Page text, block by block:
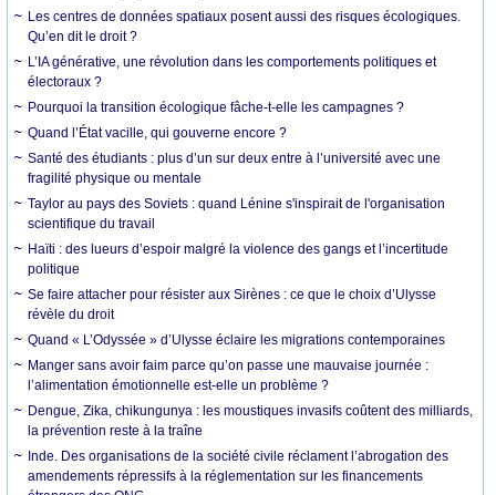
Les centres de données spatiaux posent aussi des risques écologiques.
Qu’en dit le droit ?
L’IA générative, une révolution dans les comportements politiques et
électoraux ?
Pourquoi la transition écologique fâche-t-elle les campagnes ?
Quand l’État vacille, qui gouverne encore ?
Santé des étudiants : plus d’un sur deux entre à l’université avec une
fragilité physique ou mentale
Taylor au pays des Soviets : quand Lénine s'inspirait de l'organisation
scientifique du travail
Haïti : des lueurs d’espoir malgré la violence des gangs et l’incertitude
politique
Se faire attacher pour résister aux Sirènes : ce que le choix d’Ulysse
révèle du droit
Quand « L’Odyssée » d’Ulysse éclaire les migrations contemporaines
Manger sans avoir faim parce qu’on passe une mauvaise journée :
l’alimentation émotionnelle est-elle un problème ?
Dengue, Zika, chikungunya : les moustiques invasifs coûtent des milliards,
la prévention reste à la traîne
Inde. Des organisations de la société civile réclament l’abrogation des
amendements répressifs à la réglementation sur les financements